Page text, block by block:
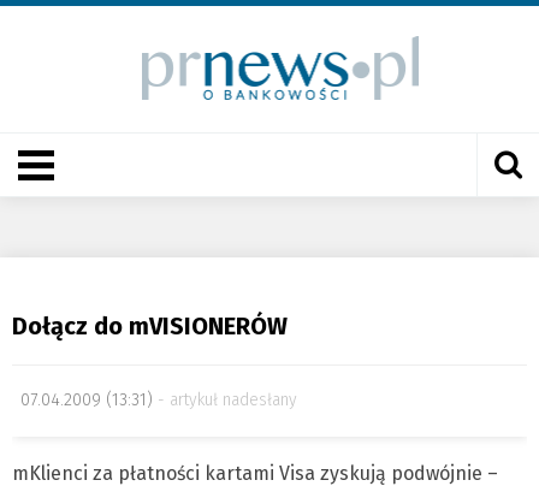
Dołącz do mVISIONERÓW
07.04.2009 (13:31) artykuł nadesłany
mKlienci za płatności kartami Visa zyskują podwójnie –